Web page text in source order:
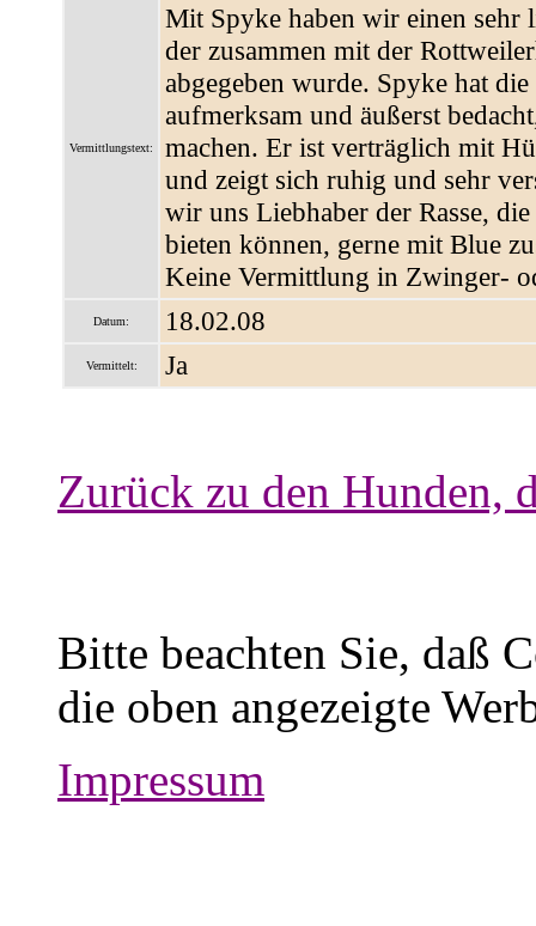
Vermittlungstext:
Mit Spyke haben wir einen sehr
der zusammen mit der
abgegeben wurde. Spyke hat
aufmerksam und äußerst
machen. Er ist verträglich mit
und zeigt sich ruhig und sehr
wir uns Liebhaber der Rasse,
bieten können, gerne mit Blue
Keine Vermittlung in Zwinger-
Datum: 18.02.08
Vermittelt: Ja
Zurück zu den Hunden,
Bitte beachten Sie, daß
die oben angezeigte
Impressum